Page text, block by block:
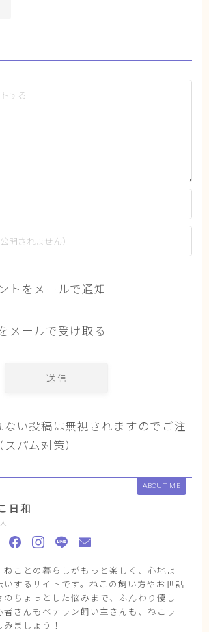
トをメールで通知
メールで受け取る
ない投稿は無視されますのでご注
パム対策）
ABOUT ME
日和
ねことの暮らしがもっと楽しく、心地よ
いするサイトです。ねこの飼い方やお世話
のちょっとした悩みまで、ふんわり優し
さんもベテラン飼い主さんも、ねこラ
ましょう！